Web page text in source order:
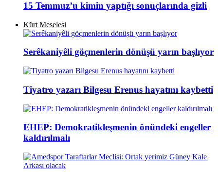
15 Temmuz’u kimin yaptığı sonuçlarında gizli
Kürt Meselesi
Serêkaniyêli göçmenlerin dönüşü yarın başlıyor
Tiyatro yazarı Bilgesu Erenus hayatını kaybetti
EHEP: Demokratikleşmenin önündeki engeller
kaldırılmalı